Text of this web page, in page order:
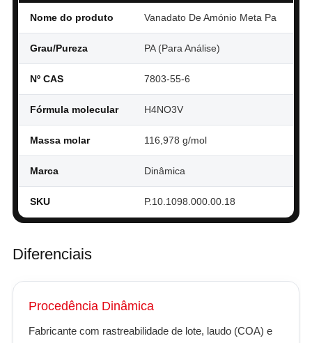
Nome do produto Vanadato De Amónio Meta Pa
Grau/Pureza PA (Para Análise)
Nº CAS 7803-55-6
Fórmula molecular H4NO3V
Massa molar 116,978 g/mol
Marca Dinâmica
SKU P.10.1098.000.00.18
Diferenciais
Procedência Dinâmica
Fabricante com rastreabilidade de lote, laudo (COA) e